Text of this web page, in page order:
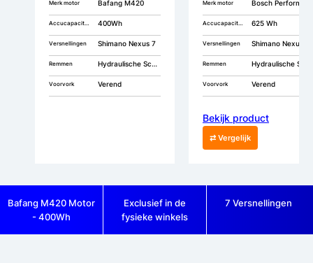
Merk motor Bafang M420
400Wh
Versnellingen Shimano Nexus 7
Remmen Hydraulische Schijfrem
Voorvork Verend
Merk motor Bosch Performance CX
625 Wh
Versnellingen Shimano Nexus 5
Remmen Hydraulische Schijfremmen
Voorvork Verend
Bekijk product
⇄ Vergelijk
Bafang M420 Motor
- 400Wh
Exclusief in de
fysieke winkels
7 Versnellingen